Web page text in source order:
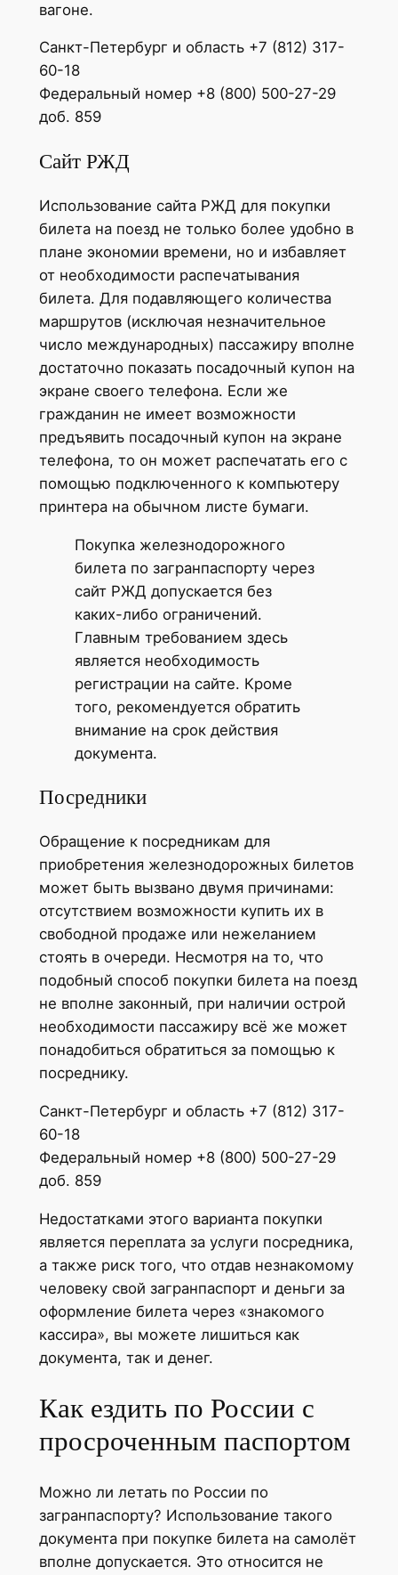
вагоне.
Санкт-Петербург и область +7 (812) 317-
60-18
Федеральный номер +8 (800) 500-27-29
доб. 859
Сайт РЖД
Использование сайта РЖД для покупки
билета на поезд не только более удобно в
плане экономии времени, но и избавляет
от необходимости распечатывания
билета. Для подавляющего количества
маршрутов (исключая незначительное
число международных) пассажиру вполне
достаточно показать посадочный купон на
экране своего телефона. Если же
гражданин не имеет возможности
предъявить посадочный купон на экране
телефона, то он может распечатать его с
помощью подключенного к компьютеру
принтера на обычном листе бумаги.
Покупка железнодорожного
билета по загранпаспорту через
сайт РЖД допускается без
каких-либо ограничений.
Главным требованием здесь
является необходимость
регистрации на сайте. Кроме
того, рекомендуется обратить
внимание на срок действия
документа.
Посредники
Обращение к посредникам для
приобретения железнодорожных билетов
может быть вызвано двумя причинами:
отсутствием возможности купить их в
свободной продаже или нежеланием
стоять в очереди. Несмотря на то, что
подобный способ покупки билета на поезд
не вполне законный, при наличии острой
необходимости пассажиру всё же может
понадобиться обратиться за помощью к
посреднику.
Санкт-Петербург и область +7 (812) 317-
60-18
Федеральный номер +8 (800) 500-27-29
доб. 859
Недостатками этого варианта покупки
является переплата за услуги посредника,
а также риск того, что отдав незнакомому
человеку свой загранпаспорт и деньги за
оформление билета через «знакомого
кассира», вы можете лишиться как
документа, так и денег.
Как ездить по России с
просроченным паспортом
Можно ли летать по России по
загранпаспорту? Использование такого
документа при покупке билета на самолёт
вполне допускается. Это относится не